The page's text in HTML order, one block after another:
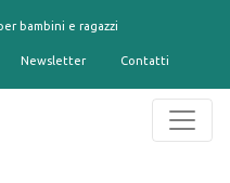
bambini e ragazzi
Newsletter Contatti